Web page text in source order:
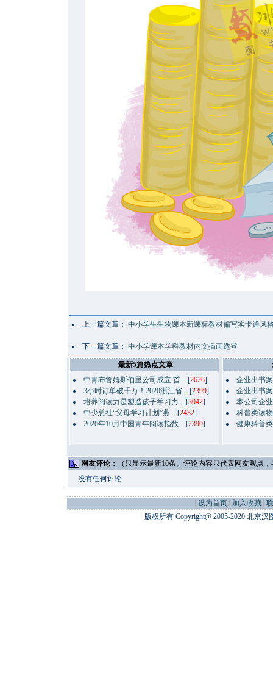
上一篇文章： 中小学生生物课本新课标教材偏写实卡通风
下一篇文章： 中小学课本学科教材内文插画选登
最新5篇热点文章
中青布鲁姆斯伯里公司成立 首…[2626]
3小时订单破千万！2020浙江省…[2399]
培养阅读力是塑造孩子学习力…[3042]
中少总社“父母学习计划”燕…[2432]
2020年10月中国青年阅读指数…[2390]
企业出书
企业出书
本公司企
科普类读
健康科普
网友评论：
（只显示最新10条。评论内容只代
没有任何评论
设为首页| 加入收藏|
版权所有 Copyright@ 2005-2020 北